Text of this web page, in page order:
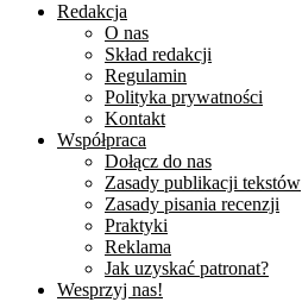
Redakcja
O nas
Skład redakcji
Regulamin
Polityka prywatności
Kontakt
Współpraca
Dołącz do nas
Zasady publikacji tekstów
Zasady pisania recenzji
Praktyki
Reklama
Jak uzyskać patronat?
Wesprzyj nas!